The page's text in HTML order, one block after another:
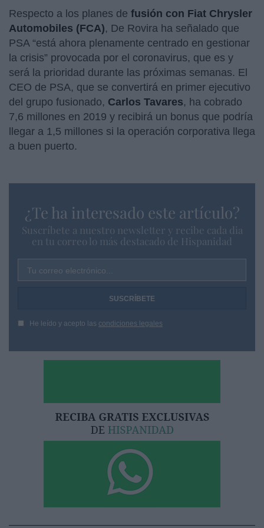
Respecto a los planes de fusión con Fiat Chrysler
Automobiles (FCA), De Rovira ha señalado que
PSA “está ahora plenamente centrado en gestionar
la crisis” provocada por el coronavirus, que es y
será la prioridad durante las próximas semanas. El
CEO de PSA, que se convertirá en primer ejecutivo
del grupo fusionado, Carlos Tavares, ha cobrado
7,6 millones en 2019 y recibirá un bonus que podría
llegar a 1,5 millones si la operación corporativa llega
a buen puerto.
¿Te ha interesado este artículo?
Suscríbete a nuestro newsletter y recibe cada dia
en tu correo lo más destacado de Hispanidad
Tu correo electrónico...
He leído y acepto las condiciones legales